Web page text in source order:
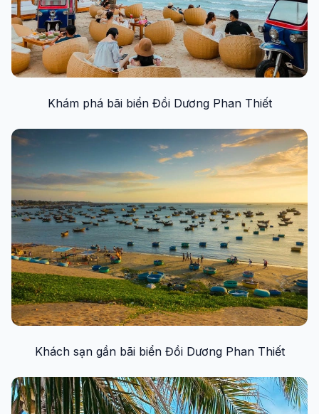
Khám phá bãi biển Đồi Dương Phan Thiết
Khách sạn gần bãi biển Đồi Dương Phan Thiết